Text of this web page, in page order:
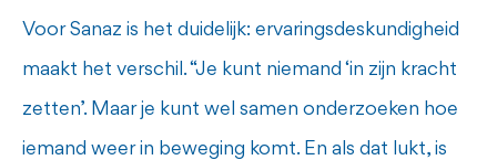
Voor Sanaz is het duidelijk: ervaringsdeskundigheid
maakt het verschil. “Je kunt niemand ‘in zijn kracht
zetten’. Maar je kunt wel samen onderzoeken hoe
iemand weer in beweging komt. En als dat lukt, is